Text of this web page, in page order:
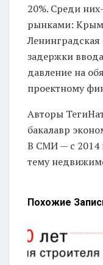
20%. Среди
рынками:
задержки
давление на
проектному
Авторы Теги
бакалавр
В СМИ — с 2014
тему
Похожие